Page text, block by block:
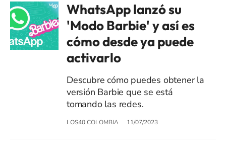
WhatsApp lanzó su
'Modo Barbie' y así es
cómo desde ya puede
activarlo
Descubre cómo puedes obtener la
versión Barbie que se está
tomando las redes.
LOS40 COLOMBIA 11/07/2023